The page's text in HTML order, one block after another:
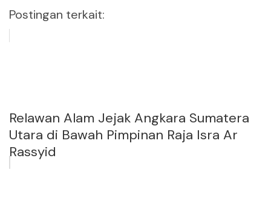
Postingan terkait:
Relawan Alam Jejak Angkara Sumatera
Utara di Bawah Pimpinan Raja Isra Ar
Rassyid